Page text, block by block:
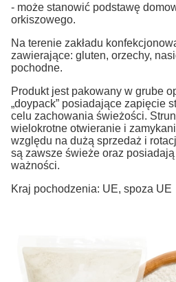
- może stanowić podstawę
orkiszowego.
Na terenie zakładu
zawierające: gluten, orzechy,
pochodne.
Produkt jest pakowany w grube
„doypack” posiadające zapięcie
celu zachowania świeżości.
wielokrotne otwieranie i
względu na dużą sprzedaż i
są zawsze świeże oraz posiadają
ważności.
Kraj pochodzenia: UE, spoza UE